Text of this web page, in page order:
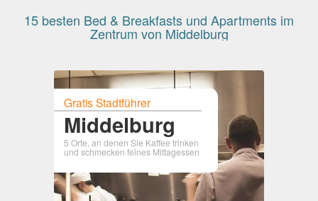
15 besten Bed & Breakfasts und Apartments im
Zentrum von Middelburg
Gratis Stadtführer
Middelburg
5 Orte, an denen Sie Kaffee trinken
und schmecken feines Mittagessen